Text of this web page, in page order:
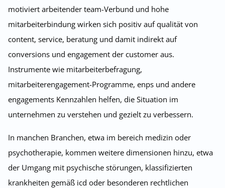
motiviert arbeitender team-Verbund und hohe
mitarbeiterbindung wirken sich positiv auf qualität von
content, service, beratung und damit indirekt auf
conversions und engagement der customer aus.
Instrumente wie mitarbeiterbefragung,
mitarbeiterengagement-Programme, enps und andere
engagements Kennzahlen helfen, die Situation im
unternehmen zu verstehen und gezielt zu verbessern.
In manchen Branchen, etwa im bereich medizin oder
psychotherapie, kommen weitere dimensionen hinzu, etwa
der Umgang mit psychische störungen, klassifizierten
krankheiten gemäß icd oder besonderen rechtlichen